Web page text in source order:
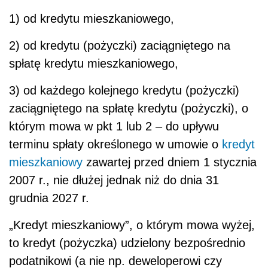
1) od kredytu mieszkaniowego,
2) od kredytu (pożyczki) zaciągniętego na
spłatę kredytu mieszkaniowego,
3) od każdego kolejnego kredytu (pożyczki)
zaciągniętego na spłatę kredytu (pożyczki), o
którym mowa w pkt 1 lub 2 – do upływu
terminu spłaty określonego w umowie o kredyt
mieszkaniowy zawartej przed dniem 1 stycznia
2007 r., nie dłużej jednak niż do dnia 31
grudnia 2027 r.
„Kredyt mieszkaniowy”, o którym mowa wyżej,
to kredyt (pożyczka) udzielony bezpośrednio
podatnikowi (a nie np. deweloperowi czy